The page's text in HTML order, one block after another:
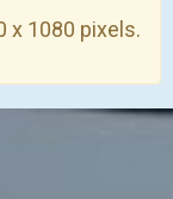
x 1080 pixels.